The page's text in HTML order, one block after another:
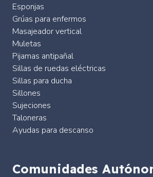
Esponjas
Grúas para enfermos
Masajeador vertical
Muletas
Pijamas antipañal
Sillas de ruedas eléctricas
Sillas para ducha
Sillones
Sujeciones
Taloneras
Ayudas para descanso
Comunidades